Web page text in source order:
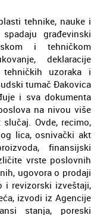
tehnike, nauke i
građevinski
i tehničkom
deklaracije
tehničkih uzoraka i
tumač Đakovica
i sva dokumenta
na nivou više
Ovde, recimo,
lica, osnivački akt
finansijski
vrste poslovnih
ugovora o prodaji
i revizorski izveštaji,
izvodi iz Agencije
stanja, poreski